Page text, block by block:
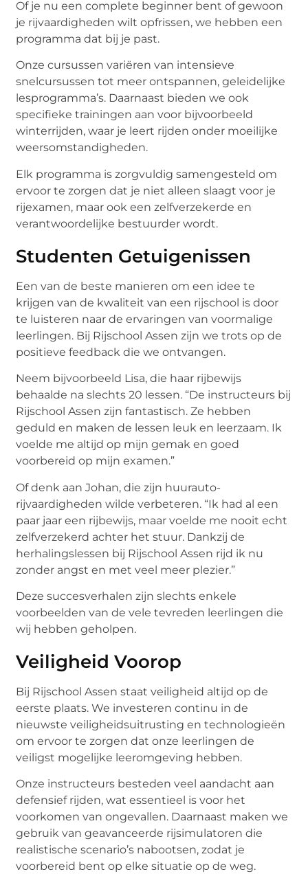
Of je nu een complete beginner bent of gewoon
je rijvaardigheden wilt opfrissen, we hebben een
programma dat bij je past.
Onze cursussen variëren van intensieve
snelcursussen tot meer ontspannen, geleidelijke
lesprogramma’s. Daarnaast bieden we ook
specifieke trainingen aan voor bijvoorbeeld
winterrijden, waar je leert rijden onder moeilijke
weersomstandigheden.
Elk programma is zorgvuldig samengesteld om
ervoor te zorgen dat je niet alleen slaagt voor je
rijexamen, maar ook een zelfverzekerde en
verantwoordelijke bestuurder wordt.
Studenten Getuigenissen
Een van de beste manieren om een idee te
krijgen van de kwaliteit van een rijschool is door
te luisteren naar de ervaringen van voormalige
leerlingen. Bij Rijschool Assen zijn we trots op de
positieve feedback die we ontvangen.
Neem bijvoorbeeld Lisa, die haar rijbewijs
behaalde na slechts 20 lessen. “De instructeurs bij
Rijschool Assen zijn fantastisch. Ze hebben
geduld en maken de lessen leuk en leerzaam. Ik
voelde me altijd op mijn gemak en goed
voorbereid op mijn examen.”
Of denk aan Johan, die zijn huurauto-
rijvaardigheden wilde verbeteren. “Ik had al een
paar jaar een rijbewijs, maar voelde me nooit echt
zelfverzekerd achter het stuur. Dankzij de
herhalingslessen bij Rijschool Assen rijd ik nu
zonder angst en met veel meer plezier.”
Deze succesverhalen zijn slechts enkele
voorbeelden van de vele tevreden leerlingen die
wij hebben geholpen.
Veiligheid Voorop
Bij Rijschool Assen staat veiligheid altijd op de
eerste plaats. We investeren continu in de
nieuwste veiligheidsuitrusting en technologieën
om ervoor te zorgen dat onze leerlingen de
veiligst mogelijke leeromgeving hebben.
Onze instructeurs besteden veel aandacht aan
defensief rijden, wat essentieel is voor het
voorkomen van ongevallen. Daarnaast maken we
gebruik van geavanceerde rijsimulatoren die
realistische scenario’s nabootsen, zodat je
voorbereid bent op elke situatie op de weg.